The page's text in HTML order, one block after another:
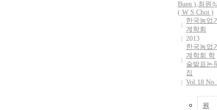
Buen ),최원
( W S Choi )
한국농업
계학회
2013
한국농업
계학회 학
술발표논
집
Vol.18
원